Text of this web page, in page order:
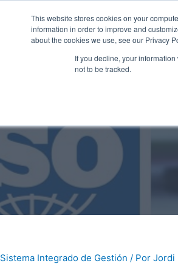
This website stores cookies on your
information in order to improve and
about the cookies we use, see our Privacy
If you decline, your
not to be tracked.
Consultores ISO
Sistema Integrado de Gestión / Por Jordi